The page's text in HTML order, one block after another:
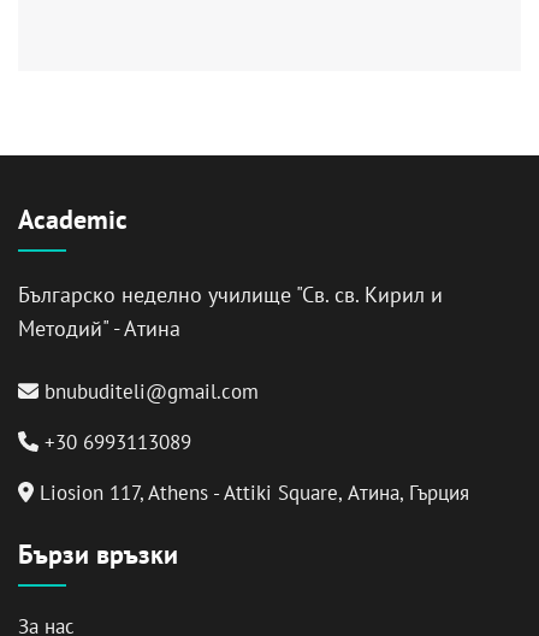
Academic
Българско неделно училище "Св. св. Кирил и
Методий" - Атина
bnubuditeli@gmail.com
+30 6993113089
Liosion 117, Athens - Attiki Square, Атина, Гърция
Бързи връзки
За нас